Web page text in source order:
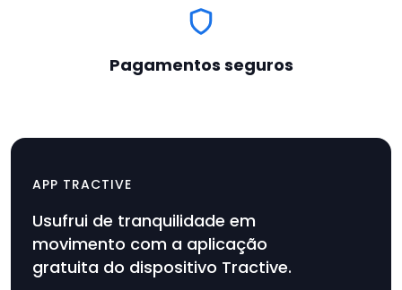
Pagamentos seguros
Preço
produto
$9.99
APP TRACTIVE
Usufrui de tranquilidade em
movimento com a aplicação
gratuita do dispositivo Tractive.